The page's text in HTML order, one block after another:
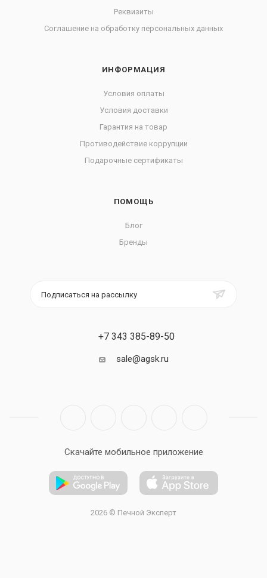
Реквизиты
Соглашение на обработку персональных данных
ИНФОРМАЦИЯ
Условия оплаты
Условия доставки
Гарантия на товар
Противодействие коррупции
Подарочные сертификаты
ПОМОЩЬ
Блог
Бренды
Подписаться на рассылку
+7 343 385-89-50
sale@agsk.ru
Скачайте мобильное приложение
2026 © Печной Эксперт